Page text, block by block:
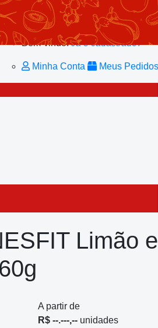
Repetir Pedido
Minha Conta
Bem-vindo!Já é cadastrado?
Minha Conta Meus Pedidos
Limão e
A partir de
R$ --.---,--unidades